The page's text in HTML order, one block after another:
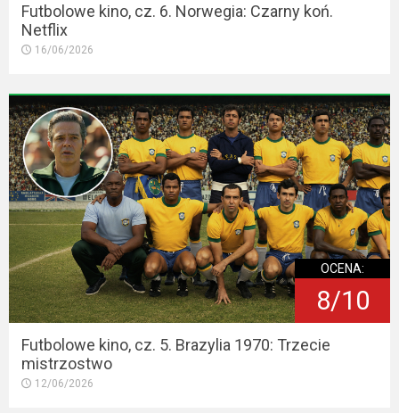
Futbolowe kino, cz. 6. Norwegia: Czarny koń.
Netflix
16/06/2026
OCENA:
8/10
Futbolowe kino, cz. 5. Brazylia 1970: Trzecie
mistrzostwo
12/06/2026